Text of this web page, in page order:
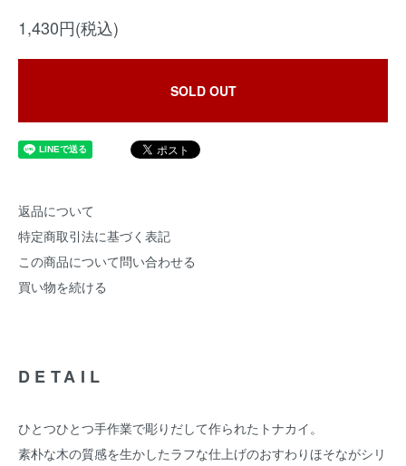
1,430円(税込)
SOLD OUT
返品について
特定商取引法に基づく表記
この商品について問い合わせる
買い物を続ける
DETAIL
ひとつひとつ手作業で彫りだして作られたトナカイ。
素朴な木の質感を生かしたラフな仕上げのおすわりほそながシリ